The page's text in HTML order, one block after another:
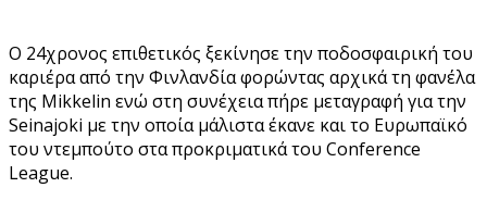
Ο 24χρονος επιθετικός ξεκίνησε την ποδοσφαιρική του
καριέρα από την Φινλανδία φορώντας αρχικά τη φανέλα
της Mikkelin ενώ στη συνέχεια πήρε μεταγραφή για την
Seinajoki με την οποία μάλιστα έκανε και το Ευρωπαϊκό
του ντεμπούτο στα προκριματικά του Conference
League.